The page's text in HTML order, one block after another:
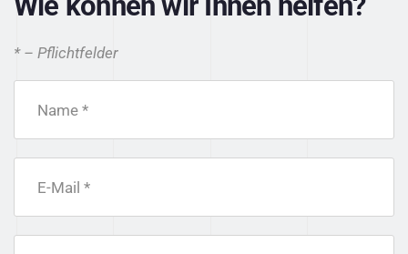
* – Pflichtfelder
Name *
E-Mail *